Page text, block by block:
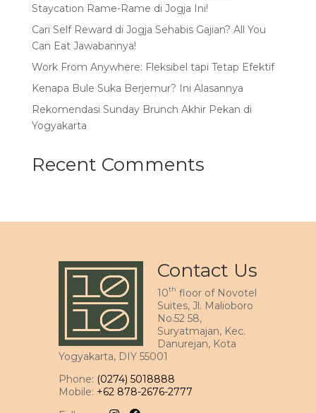
Staycation Rame-Rame di Jogja Ini!
Cari Self Reward di Jogja Sehabis Gajian? All You
Can Eat Jawabannya!
Work From Anywhere: Fleksibel tapi Tetap Efektif
Kenapa Bule Suka Berjemur? Ini Alasannya
Rekomendasi Sunday Brunch Akhir Pekan di
Yogyakarta
Recent Comments
Contact Us
10th floor of Novotel
Suites, Jl. Malioboro
No.52 58,
Suryatmajan, Kec.
Danurejan, Kota
Yogyakarta, DIY 55001
Phone: (0274) 5018888
Mobile: +62 878-2676-2777